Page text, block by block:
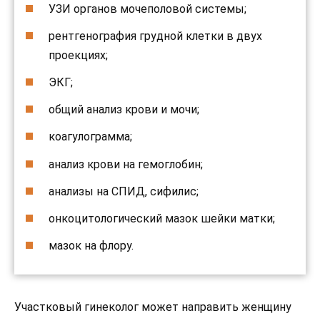
УЗИ органов мочеполовой системы;
рентгенография грудной клетки в двух
проекциях;
ЭКГ;
общий анализ крови и мочи;
коагулограмма;
анализ крови на гемоглобин;
анализы на СПИД, сифилис;
онкоцитологический мазок шейки матки;
мазок на флору.
Участковый гинеколог может направить женщину